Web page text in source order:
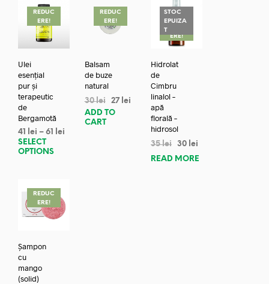
REDUC
ERE!
Ulei
esențial
pur și
terapeutic
de
Bergamotă
41 lei – 61
lei
SELECT
OPTIONS
REDUC
ERE!
Balsam
de buze
natural
30lei 27 lei
ADD TO
CART
STOC
EPUIZA
TREDUC
ERE!
Hidrolat
de
Cimbru
linalol –
apă
florală –
hidrosol
35lei 30 lei
READ MORE
REDUC
ERE!
Șampon
cu
mango
(solid)